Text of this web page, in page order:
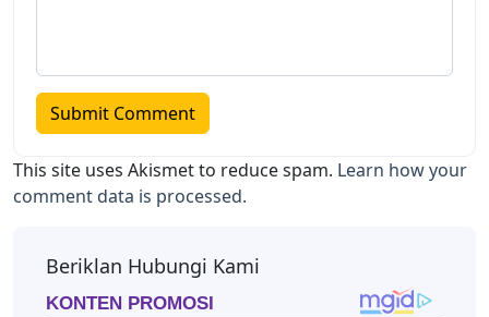
This site uses Akismet to reduce spam. Learn how your
comment data is processed.
Beriklan Hubungi Kami